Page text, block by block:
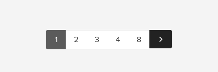
1 2 3 4 8